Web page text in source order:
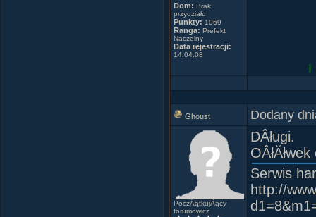
Wanted
Buy Buy
Pepperoni
Angry
Need
Dom: Brak
przydziału
Punkty: 1069
Ranga: Prefekt
Naczelny
Data rejestracji:
14.04.08
Trzeba
Ghoust Dodany
PoczÂątkujÂący
forumowicz
DÂługi.
Serwis
http://